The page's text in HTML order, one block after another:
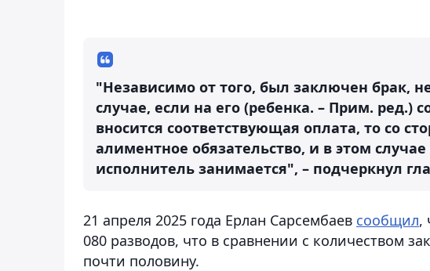
"Независимо от того, был заключен брак,
случае, если на его (ребенка. – Прим. ред.)
вносится соответствующая оплата, то со
алиментное обязательство, и в этом
исполнитель занимается", – подчеркнул
21 апреля 2025 года Ерлан Сарсембаев сообщил,
080 разводов, что в сравнении с количеством
почти половину.